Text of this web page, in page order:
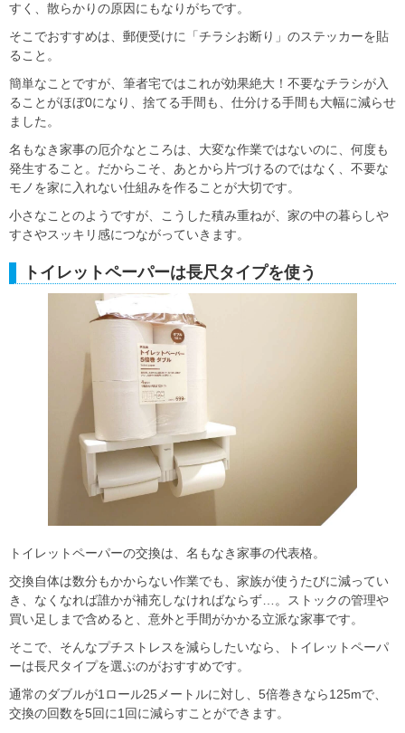
すく、散らかりの原因にもなりがちです。
そこでおすすめは、郵便受けに「チラシお断り」のステッカーを貼
ること。
簡単なことですが、筆者宅ではこれが効果絶大！不要なチラシが入
ることがほぼ0になり、捨てる手間も、仕分ける手間も大幅に減らせ
ました。
名もなき家事の厄介なところは、大変な作業ではないのに、何度も
発生すること。だからこそ、 あとから片づけるのではなく、不要な
モノを家に入れない仕組みを作る ことが大切です。
小さなことのようですが、こうした積み重ねが、家の中の暮らしや
すさやスッキリ感につながっていきます。
トイレットペーパーは長尺タイプを使う
トイレットペーパーの交換は、名もなき家事の代表格。
交換自体は数分もかからない作業でも、家族が使うたびに減ってい
き、なくなれば誰かが補充しなければならず…。ストックの管理や
買い足しまで含めると、意外と手間がかかる立派な家事です。
そこで、そんなプチストレスを減らしたいなら、トイレットペーパ
ーは長尺タイプを選ぶのがおすすめです。
通常のダブルが1ロール25メートルに対し、5倍巻きなら125mで、
交換の回数を5回に1回に減らすことができます。